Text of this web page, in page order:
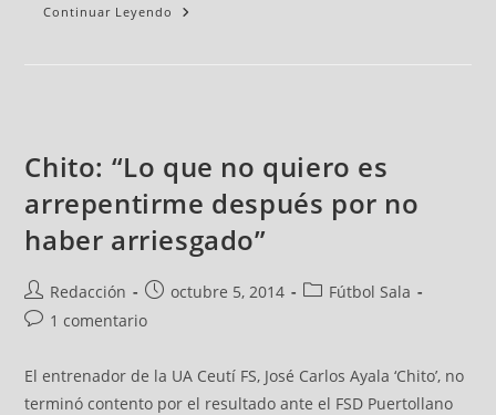
Continuar Leyendo
Chito: “Lo que no quiero es
arrepentirme después por no
haber arriesgado”
Redacción octubre 5, 2014
Fútbol Sala
1 comentario
El entrenador de la UA Ceutí FS, José Carlos Ayala ‘Chito’, no
terminó contento por el resultado ante el FSD Puertollano